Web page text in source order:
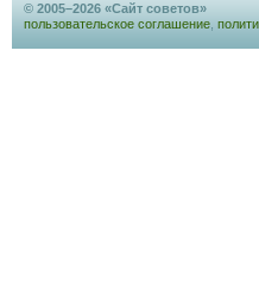
© 2005–2026 «Сайт советов»
пользовательское соглашение